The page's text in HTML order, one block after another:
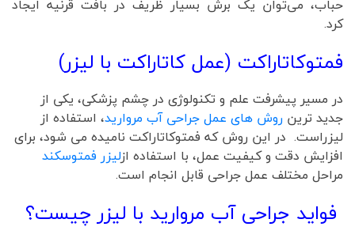
حباب، می‌توان یک برش بسیار ظریف در بافت قرنیه ایجاد
کرد.
فمتوکاتاراکت (عمل کاتاراکت با لیزر)
در مسیر پیشرفت علم و تکنولوژی در چشم پزشکی، یکی از
جدید ترین روش های عمل جراحی آب مروارید، استفاده از
لیزراست. در این روش که فمتوکاتاراکت نامیده می شود، برای
افزایش دقت و کیفیت عمل، با استفاده ازلیزر فمتوسکند
مراحل مختلف عمل جراحی قابل انجام است.
فواید جراحی آب مروارید با لیزر چیست؟